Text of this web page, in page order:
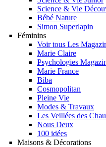
Science & Vie
Bébé Nature
Simon Superlapin
Féminins
Voir tous Les
Marie Claire
Psychologies
Marie France
Biba
Cosmopolitan
Pleine Vie
Modes & Travaux
Les Veillées des
Nous Deux
100 idées
Maisons & Décorations